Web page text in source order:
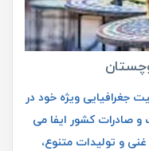
جغرافیایی ویژه خود در
صادرات کشور ایفا می
و تولیدات متنوع،